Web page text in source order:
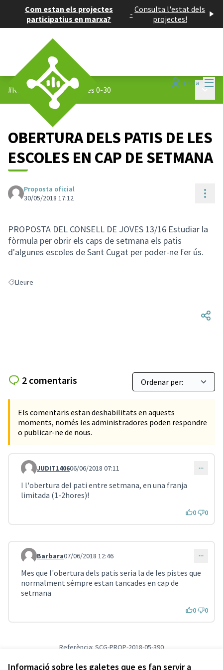
Informació sobre les galetes que es fan servir a
Com estan els projectes
participatius en marxa?
- Consulta l'estat dels
projectes!
Entra
#Reptes 0-30/Propostes 0-30
OBERTURA DELS PATIS DE LES
ESCOLES EN CAP DE SETMANA
Proposta oficial
30/05/2018 17:12
PROPOSTA DEL CONSELL DE JOVES 13/16 Estudiar la
fòrmula per obrir els caps de setmana els patis
d'algunes escoles de Sant Cugat per poder-ne fer ús.
Resultats en filtrar per: Lleure
Lleure
2 comentaris
Els comentaris estan deshabilitats en aquests
moments, només les administradores poden respondre
o publicar-ne de nous.
Comentari 63
JUDIT140606/06/2018 07:11
I l'obertura del pati entre setmana, en una franja
limitada (1-2hores)!
0 0
Comentari 66
Barbara07/06/2018 12:46
Mes que l'obertura dels patis seria la de les pistes que
normalment sémpre estan tancades en cap de
setmana
0 0
Referència: SCG-PROP-2018-05-390
Verifica l'empremta digital